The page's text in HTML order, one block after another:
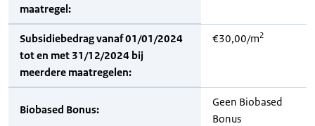
maatregel:
Subsidiebedrag vanaf 01/01/2024
tot en met 31/12/2024 bij
meerdere maatregelen:
€30,00/m2
Biobased Bonus:
Geen Biobased
Bonus